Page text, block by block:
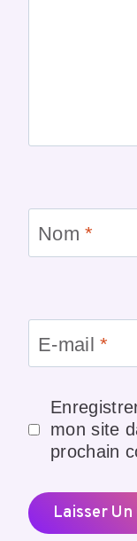
Nom*
E-mail*
mon site
prochain